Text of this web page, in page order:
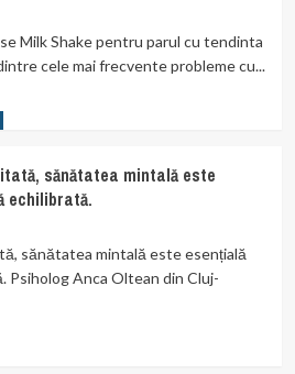
Milk Shake pentru parul cu tendinta
cele mai frecvente probleme cu...
sănătatea mintală este
echilibrată.
sănătatea mintală este esențială
Psiholog Anca Oltean din Cluj-